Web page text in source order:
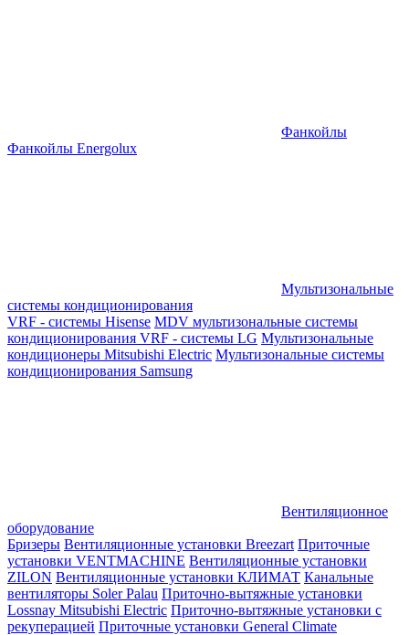
Фанкойлы
Фанкойлы Energolux
Мультизональные
системы кондиционирования
VRF - системы Hisense MDV мультизональные системы
кондиционирования VRF - системы LG Мультизональные
кондиционеры Mitsubishi Electric Мультизональные системы
кондиционирования Samsung
Вентиляционное
оборудование
Бризеры Вентиляционные установки Breezart Приточные
установки VENTMACHINE Вентиляционные установки
ZILON Вентиляционные установки КЛИМАТ Канальные
вентиляторы Soler Palau Приточно-вытяжные установки
Lossnay Mitsubishi Electric Приточно-вытяжные установки с
рекуперацией Приточные установки General Climate